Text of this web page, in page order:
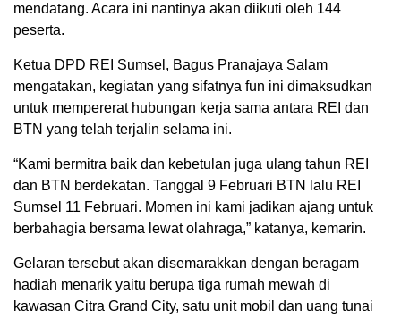
mendatang. Acara ini nantinya akan diikuti oleh 144
peserta.
Ketua DPD REI Sumsel, Bagus Pranajaya Salam
mengatakan, kegiatan yang sifatnya fun ini dimaksudkan
untuk mempererat hubungan kerja sama antara REI dan
BTN yang telah terjalin selama ini.
“Kami bermitra baik dan kebetulan juga ulang tahun REI
dan BTN berdekatan. Tanggal 9 Februari BTN lalu REI
Sumsel 11 Februari. Momen ini kami jadikan ajang untuk
berbahagia bersama lewat olahraga,” katanya, kemarin.
Gelaran tersebut akan disemarakkan dengan beragam
hadiah menarik yaitu berupa tiga rumah mewah di
kawasan Citra Grand City, satu unit mobil dan uang tunai